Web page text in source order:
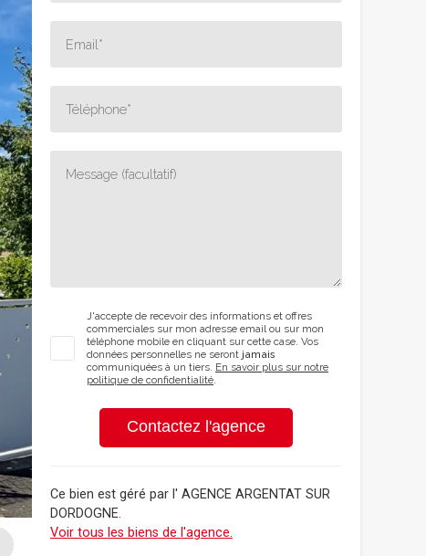
J'accepte de recevoir des informations et offres
commerciales sur mon adresse email ou sur mon
téléphone mobile en cliquant sur cette case. Vos
données personnelles ne seront jamais
communiquées à un tiers. En savoir plus sur notre
politique de confidentialité.
Contactez l'agence
Ce bien est géré par l' AGENCE ARGENTAT SUR
DORDOGNE.
Voir tous les biens de l'agence.